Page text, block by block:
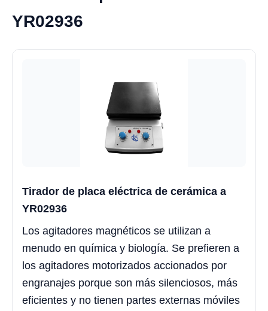
YR02936
Tirador de placa eléctrica de cerámica a
YR02936
Los agitadores magnéticos se utilizan a
menudo en química y biología. Se prefieren a
los agitadores motorizados accionados por
engranajes porque son más silenciosos, más
eficientes y no tienen partes externas móviles